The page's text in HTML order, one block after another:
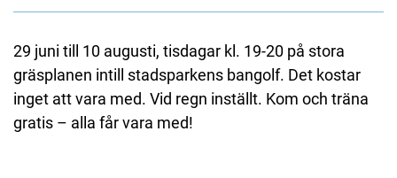
29 juni till 10 augusti, tisdagar kl. 19-20 på stora
gräsplanen intill stadsparkens bangolf. Det kostar
inget att vara med. Vid regn inställt. Kom och träna
gratis – alla får vara med!